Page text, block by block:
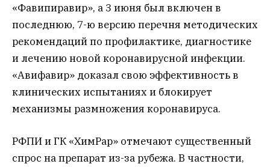
«Фавипиравир», а 3 июня был включен в
последнюю, 7-ю версию перечня методических
рекомендаций по профилактике, диагностике
и лечению новой коронавирусной инфекции.
«Авифавир» доказал свою эффективность в
клинических испытаниях и блокирует
механизмы размножения коронавируса.
РФПИ и ГК «ХимРар» отмечают существенный
спрос на препарат из-за рубежа. В частности,